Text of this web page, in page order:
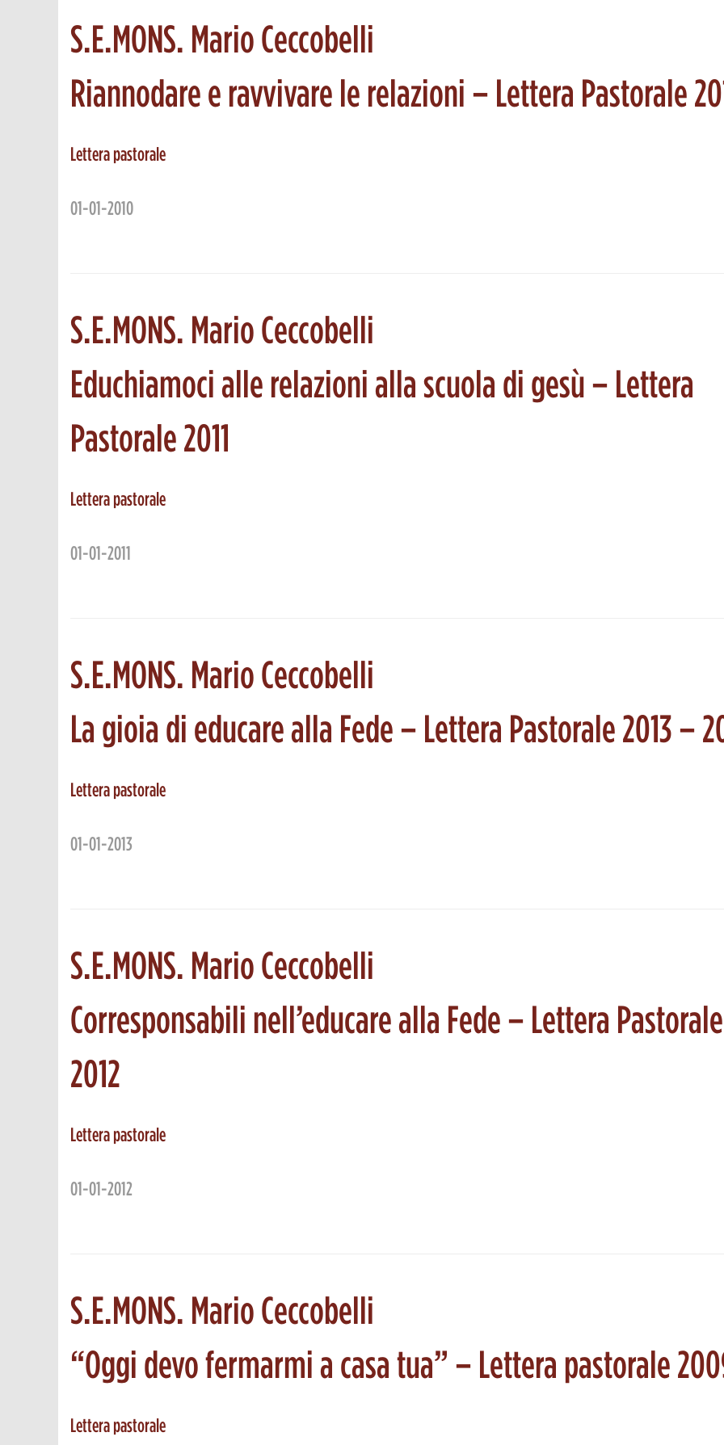
S.E.MONS. Mario Ceccobelli
Riannodare e ravvivare le relazioni – Lettera Pastorale
Lettera pastorale
01-01-2010
S.E.MONS. Mario Ceccobelli
Educhiamoci alle relazioni alla scuola di gesù – Lettera
Pastorale 2011
Lettera pastorale
01-01-2011
S.E.MONS. Mario Ceccobelli
La gioia di educare alla Fede – Lettera Pastorale 2013 –
Lettera pastorale
01-01-2013
S.E.MONS. Mario Ceccobelli
Corresponsabili nell’educare alla Fede – Lettera Pastorale
2012
Lettera pastorale
01-01-2012
S.E.MONS. Mario Ceccobelli
“Oggi devo fermarmi a casa tua” – Lettera pastorale
Lettera pastorale